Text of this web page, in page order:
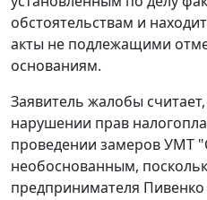
обстоятельствам и
акты не подлежащими
основаниям.
Заявитель жалобы
нарушении прав
проведении замеров УМТ
необоснованным,
предпринимателя